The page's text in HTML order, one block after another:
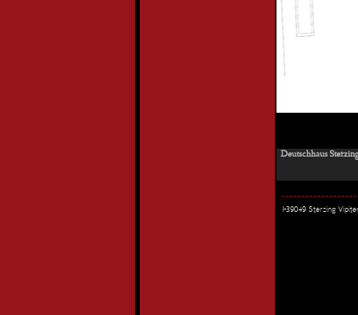
Deutschhaus
I-39049 Sterzing